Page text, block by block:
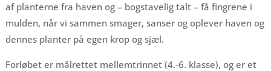
af planterne fra haven og – bogstavelig talt – få fingrene i
mulden, når vi sammen smager, sanser og oplever haven og
dennes planter på egen krop og sjæl.
Forløbet er målrettet mellemtrinnet (4.-6. klasse), og er et